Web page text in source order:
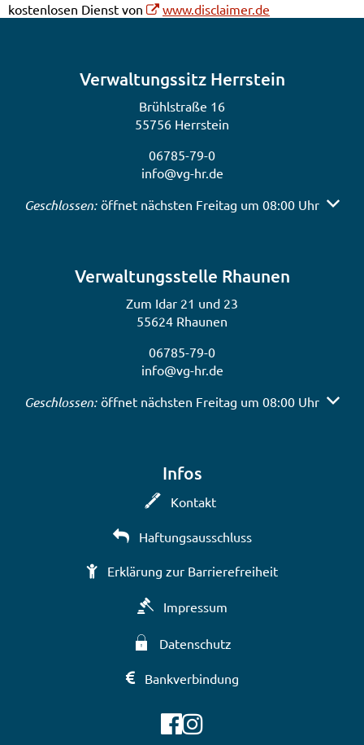
kostenlosen Dienst von
www.disclaimer.de
Verwaltungssitz Herrstein
Brühlstraße 16
55756 Herrstein
06785-79-0
info@vg-hr.de
Klicken, um weitere Öffnungs- oder Schließzeiten
Geschlossen: öffnet nächsten Freitag um 08:00 Uhr
Verwaltungsstelle Rhaunen
Zum Idar 21 und 23
55624 Rhaunen
06785-79-0
info@vg-hr.de
Klicken, um weitere Öffnungs- oder Schließzeiten
Geschlossen: öffnet nächsten Freitag um 08:00 Uhr
Infos
Kontakt
Haftungsausschluss
Erklärung zur Barrierefreiheit
Impressum
Datenschutz
Bankverbindung